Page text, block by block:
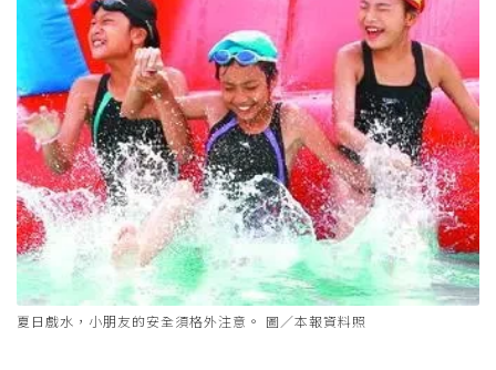
夏日戲水，小朋友的安全須格外注意。 圖／本報資料照